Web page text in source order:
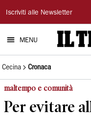
Il
Tirreno
Iscriviti alle Newsletter
MENU
Cecina Cronaca
maltempo e comunità
Per evitare